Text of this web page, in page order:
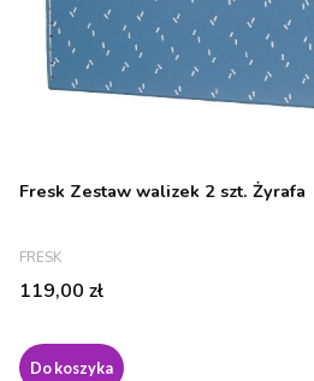
Fresk Zestaw walizek 2 szt. Żyrafa
PRODUCENT
FRESK
Cena
119,00 zł
Do koszyka